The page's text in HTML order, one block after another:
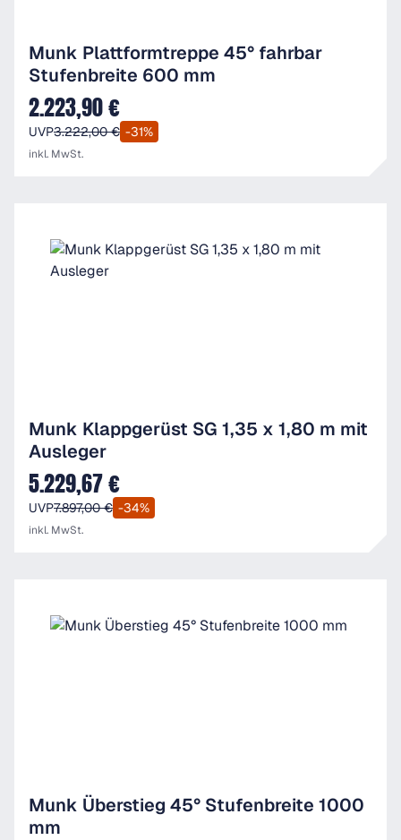
Munk Plattformtreppe 45° fahrbar
Stufenbreite 600 mm
Verkaufspreis:
2.223,90 €
UVP3.222,00 € -31%
inkl. MwSt.
Munk Klappgerüst SG 1,35 x 1,80 m mit
Ausleger
Verkaufspreis:
5.229,67 €
UVP7.897,00 € -34%
inkl. MwSt.
Munk Überstieg 45° Stufenbreite 1000
mm